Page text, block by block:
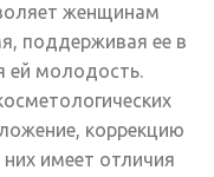
женщинам
поддерживая ее в
ей молодость.
коррекцию
имеет отличия